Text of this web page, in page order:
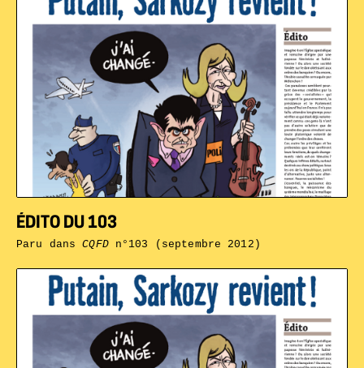
ÉDITO DU 103
Paru dansCQFDn°103 (septembre 2012)